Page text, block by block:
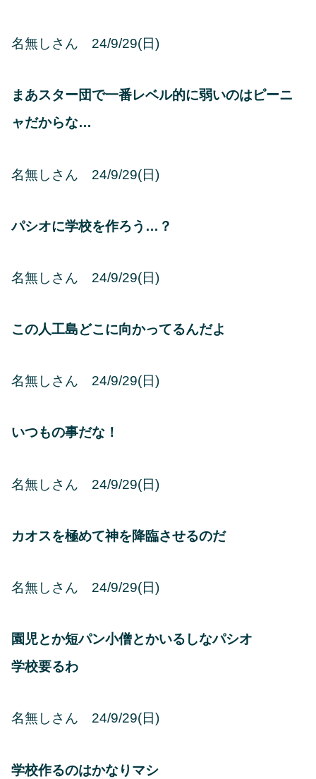
名無しさん 24/9/29(日)
まあスター団で一番レベル的に弱いのはピーニ
ャだからな…
名無しさん 24/9/29(日)
パシオに学校を作ろう…？
名無しさん 24/9/29(日)
この人工島どこに向かってるんだよ
名無しさん 24/9/29(日)
いつもの事だな！
名無しさん 24/9/29(日)
カオスを極めて神を降臨させるのだ
名無しさん 24/9/29(日)
園児とか短パン小僧とかいるしなパシオ
学校要るわ
名無しさん 24/9/29(日)
学校作るのはかなりマシ